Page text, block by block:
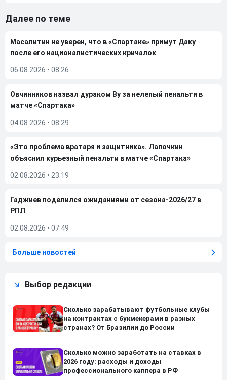
Далее по теме
Масалитин не уверен, что в «Спартаке» примут Даку
после его националистических кричалок
06.08.2026 • 08:26
Овчинников назвал дураком Ву за нелепый пенальти в
матче «Спартака»
04.08.2026 • 08:29
«Это проблема вратаря и защитника». Лапочкин
объяснил курьезный пенальти в матче «Спартака»
02.08.2026 • 23:19
Гаджиев поделился ожиданиями от сезона-2026/27 в
РПЛ
02.08.2026 • 07:49
Больше новостей
Выбор редакции
Сколько зарабатывают футбольные клубы
на контрактах с букмекерами в разных
странах? От Бразилии до России
Сколько можно заработать на ставках в
2026 году: расходы и доходы
профессионального каппера в РФ